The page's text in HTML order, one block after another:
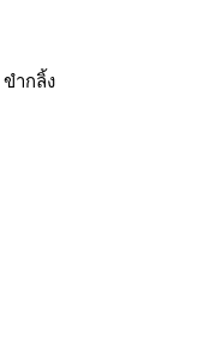
ขำกลิ้ง